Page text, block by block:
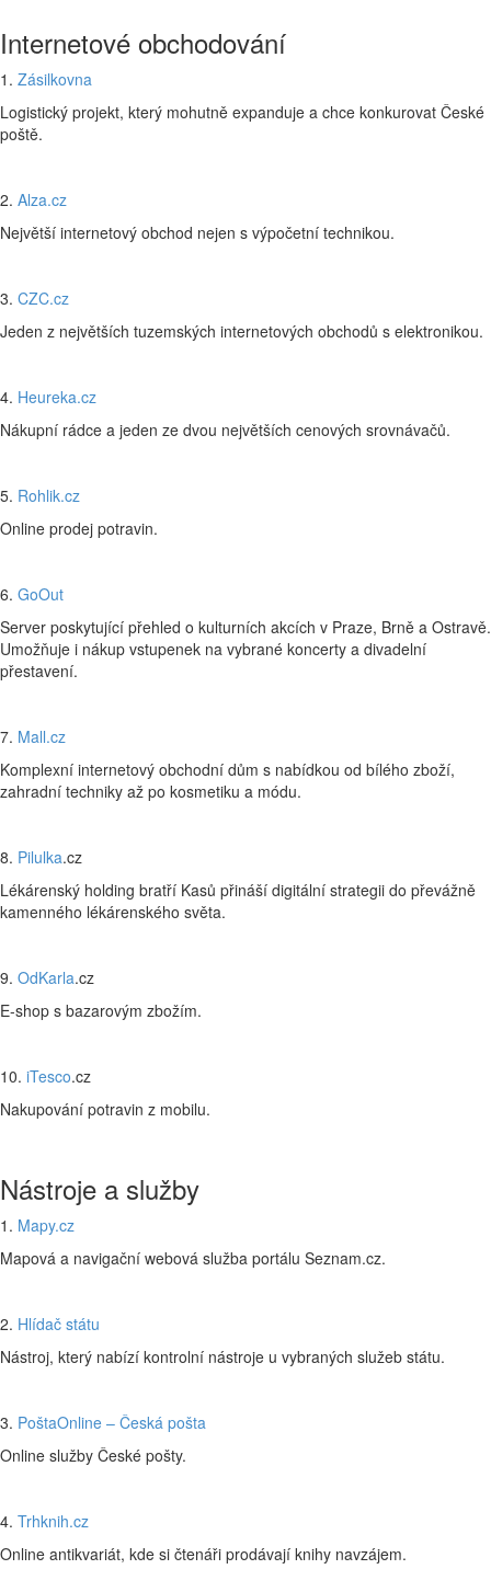
Internetové obchodování
1. Zásilkovna
Logistický projekt, který mohutně expanduje a chce konkurovat České
poště.
2. Alza.cz
Největší internetový obchod nejen s výpočetní technikou.
3. CZC.cz
Jeden z největších tuzemských internetových obchodů s elektronikou.
4. Heureka.cz
Nákupní rádce a jeden ze dvou největších cenových srovnávačů.
5. Rohlik.cz
Online prodej potravin.
6. GoOut
Server poskytující přehled o kulturních akcích v Praze, Brně a Ostravě.
Umožňuje i nákup vstupenek na vybrané koncerty a divadelní
přestavení.
7. Mall.cz
Komplexní internetový obchodní dům s nabídkou od bílého zboží,
zahradní techniky až po kosmetiku a módu.
8. Pilulka.cz
Lékárenský holding bratří Kasů přináší digitální strategii do převážně
kamenného lékárenského světa.
9. OdKarla.cz
E-shop s bazarovým zbožím.
10. iTesco.cz
Nakupování potravin z mobilu.
Nástroje a služby
1. Mapy.cz
Mapová a navigační webová služba portálu Seznam.cz.
2. Hlídač státu
Nástroj, který nabízí kontrolní nástroje u vybraných služeb státu.
3. PoštaOnline – Česká pošta
Online služby České pošty.
4. Trhknih.cz
Online antikvariát, kde si čtenáři prodávají knihy navzájem.